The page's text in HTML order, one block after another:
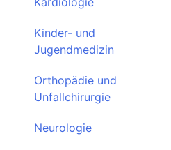
Kinder- und
Jugendmedizin
Orthopädie und
Unfallchirurgie
Neurologie